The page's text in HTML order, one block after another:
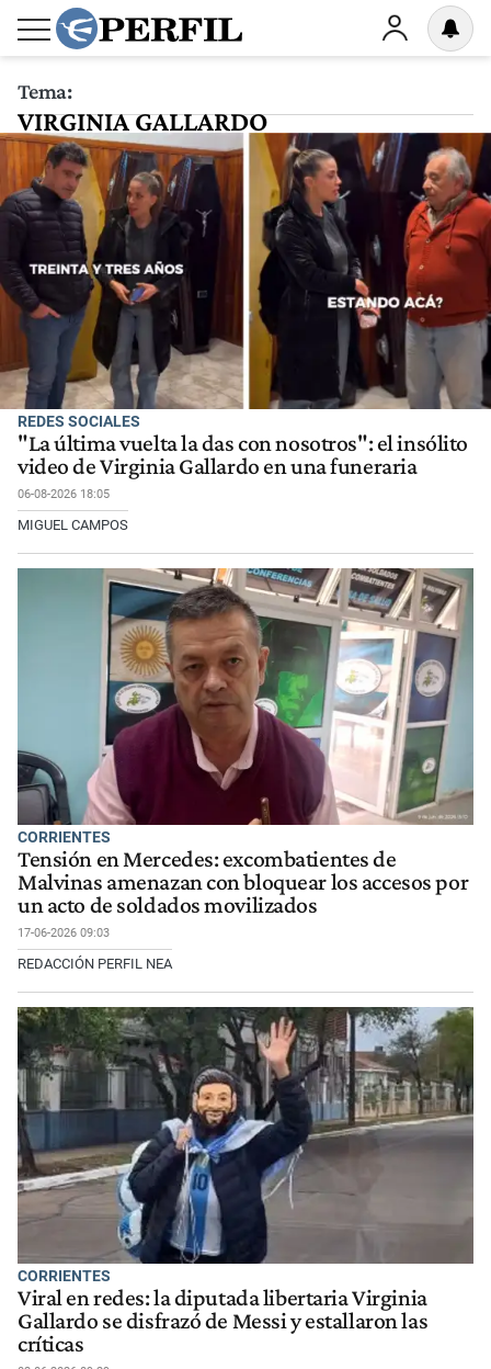
Tema:
VIRGINIA GALLARDO
REDES SOCIALES
"La última vuelta la das con nosotros": el insólito
video de Virginia Gallardo en una funeraria
06-08-2026 18:05
MIGUEL CAMPOS
CORRIENTES
Tensión en Mercedes: excombatientes de
Malvinas amenazan con bloquear los accesos por
un acto de soldados movilizados
17-06-2026 09:03
REDACCIÓN PERFIL NEA
CORRIENTES
Viral en redes: la diputada libertaria Virginia
Gallardo se disfrazó de Messi y estallaron las
críticas